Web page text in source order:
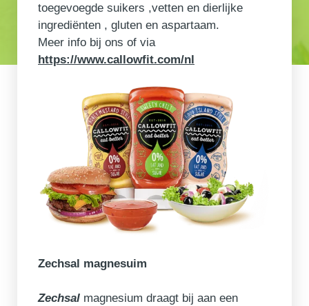
toegevoegde suikers ,vetten en dierlijke
ingrediënten , gluten en aspartaam.
Meer info bij ons of via
https://www.callowfit.com/nl
Zechsal magnesuim
Zechsal magnesium draagt bij aan een